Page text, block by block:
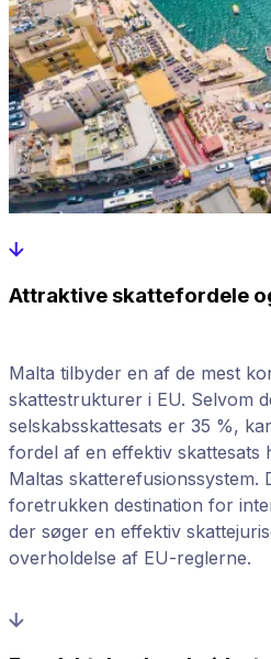
Attraktive skattefordele
Malta tilbyder en af ​​de mest
skattestrukturer i EU. Selvom
selskabsskattesats er 35 %,
fordel af en effektiv skattesats
Maltas skatterefusionssystem.
foretrukken destination for
der søger en effektiv
overholdelse af EU-reglerne.